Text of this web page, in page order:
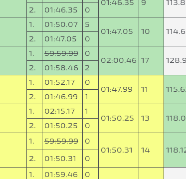
01:46.35
9
2.
01:46.35 0
1. 01:50.07
5
01:47.05
10
2.
01:47.05 0
1. 59:59.99
0
02:00.46 17
2.
01:58.46 2
1. 01:52.17
0
01:47.99
11
2.
01:46.99 1
1. 02:15.17
1
01:50.25
13
2.
01:50.25 0
1. 59:59.99
0
01:50.31
14
2.
01:50.31 0
1. 01:59.46
0